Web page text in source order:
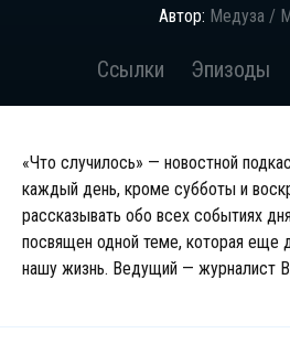
Автор: Медуза /
Ссылки Эпизоды
«Что случилось» — новостной
каждый день, кроме субботы и
рассказывать обо всех событиях
посвящен одной теме, которая еще
нашу жизнь. Ведущий — журналист